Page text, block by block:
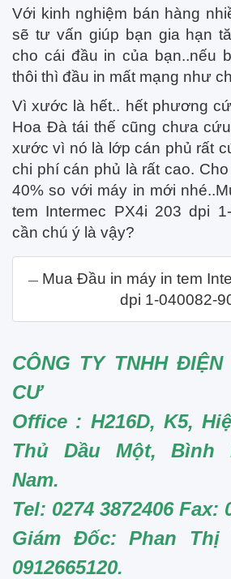
Với kinh nghiệm bán hàng
sẽ tư vấn giúp bạn gia hạn
cho cái đầu in của bạn..nếu
thôi thì đầu in mất mạng như
Vì xước là hết.. hết phương
Hoa Đà tái thế cũng chưa
xước vì nó là lớp cán phủ rất
chi phí cán phủ là rất cao.
40% so với máy in mới
tem Intermec PX4i 203 dpi
cần chú ý là vậy?
Mua Đầu in máy in tem
dpi 1-040082-
CÔNG TY TNHH
CƯ
Office : H216D, K5,
Thủ Dầu Một, Bình
Nam.
Tel: 0274 3872406 Fax:
Giám Đốc: Phan Thị
0912665120.